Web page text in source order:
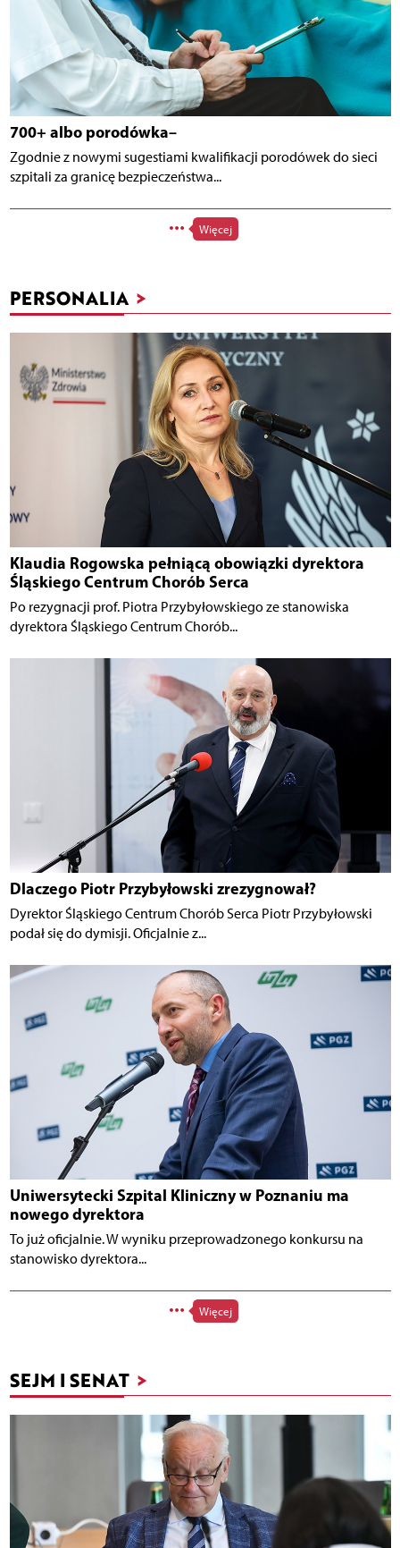
700+ albo porodówka–
Zgodnie z nowymi sugestiami kwalifikacji porodówek do sieci
szpitali za granicę bezpieczeństwa...
Więcej
PERSONALIA >
Klaudia Rogowska pełniącą obowiązki dyrektora
Śląskiego Centrum Chorób Serca
Po rezygnacji prof. Piotra Przybyłowskiego ze stanowiska
dyrektora Śląskiego Centrum Chorób...
Dlaczego Piotr Przybyłowski zrezygnował?
Dyrektor Śląskiego Centrum Chorób Serca Piotr Przybyłowski
podał się do dymisji. Oficjalnie z...
Uniwersytecki Szpital Kliniczny w Poznaniu ma
nowego dyrektora
To już oficjalnie. W wyniku przeprowadzonego konkursu na
stanowisko dyrektora...
Więcej
SEJM I SENAT >